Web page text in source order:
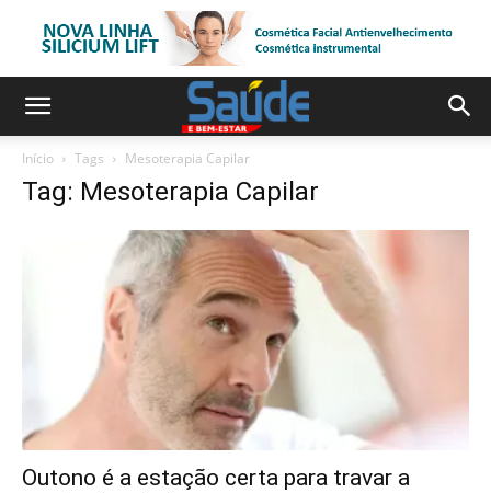
Início Tags Mesoterapia Capilar
Tag: Mesoterapia Capilar
Outono é a estação certa para travar a